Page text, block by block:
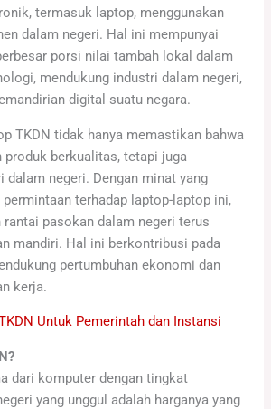
termasuk laptop, menggunakan
dalam negeri. Hal ini mempunyai
porsi nilai tambah lokal dalam
mendukung industri dalam negeri,
digital suatu negara.
TKDN tidak hanya memastikan bahwa
produk berkualitas, tetapi juga
dalam negeri. Dengan minat yang
terhadap laptop-laptop ini,
pasokan dalam negeri terus
mandiri. Hal ini berkontribusi pada
pertumbuhan ekonomi dan
kerja.
Untuk Pemerintah dan Instansi
dari komputer dengan tingkat
yang unggul adalah harganya yang